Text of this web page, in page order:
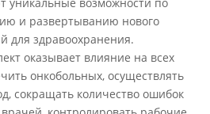
и развертыванию нового
для здравоохранения.
оказывает влияние на всех
онкобольных, осуществлять
сокращать количество ошибок